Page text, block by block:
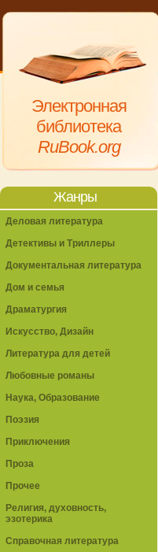
Электронная
библиотека
RuBook.org
Жанры
Деловая литература
Детективы и Триллеры
Документальная литература
Дом и семья
Драматургия
Искусство, Дизайн
Литература для детей
Любовные романы
Наука, Образование
Поэзия
Приключения
Проза
Прочее
Религия, духовность,
эзотерика
Справочная литература